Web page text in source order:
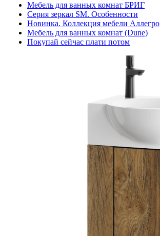
Мебель для ванных комнат БРИГ
Серия зеркал SM. Особенности
Новинка. Коллекция мебели Аллегро
Мебель для ванных комнат (Dune)
Покупай сейчас плати потом